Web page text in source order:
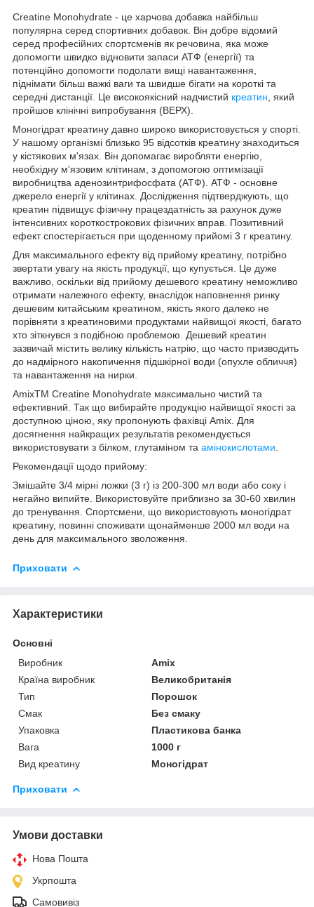
Creatine Monohydrate - це харчова добавка найбільш
популярна серед спортивних добавок. Він добре відомий
серед професійних спортсменів як речовина, яка може
допомогти швидко відновити запаси АТФ (енергії) та
потенційно допомогти подолати вищі навантаження,
піднімати більш важкі ваги та швидше бігати на короткі та
середні дистанції. Це високоякісний надчистий креатин , який
пройшов клінічні випробування (ВЕРХ).
Моногідрат креатину давно широко використовується у спорті.
У нашому організмі близько 95 відсотків креатину знаходиться
у кістякових м'язах. Він допомагає виробляти енергію,
необхідну м'язовим клітинам, з допомогою оптимізації
виробництва аденозинтрифосфата (АТФ). АТФ - основне
джерело енергії у клітинах. Дослідження підтверджують, що
креатин підвищує фізичну працездатність за рахунок дуже
інтенсивних короткострокових фізичних вправ. Позитивний
ефект спостерігається при щоденному прийомі 3 г креатину.
Для максимального ефекту від прийому креатину, потрібно
звертати увагу на якість продукції, що купується. Це дуже
важливо, оскільки від прийому дешевого креатину неможливо
отримати належного ефекту, внаслідок наповнення ринку
дешевим китайським креатином, якість якого далеко не
порівняти з креатиновими продуктами найвищої якості, багато
хто зіткнувся з подібною проблемою. Дешевий креатин
зазвичай містить велику кількість натрію, що часто призводить
до надмірного накопичення підшкірної води (опухле обличчя)
та навантаження на нирки.
AmixTM Creatine Monohydrate максимально чистий та
ефективний. Так що вибирайте продукцію найвищої якості за
доступною ціною, яку пропонують фахівці Amix. Для
досягнення найкращих результатів рекомендується
використовувати з білком, глутаміном та амінокислотами
Рекомендації щодо прийому:
Змішайте 3/4 мірні ложки (3 г) із 200-300 мл води або соку і
негайно випийте. Використовуйте приблизно за 30-60 хвилин
до тренування. Спортсмени, що використовують моногідрат
креатину, повинні споживати щонайменше 2000 мл води на
день для максимального зволоження.
Приховати
Характеристики
Основні
Виробник
Amix
Країна виробник
Великобританія
Тип
Порошок
Смак
Без смаку
Упаковка
Пластикова банка
Вага
1000 г
Вид креатину
Моногідрат
Приховати
Умови доставки
Нова Пошта
Укрпошта
Самовивіз